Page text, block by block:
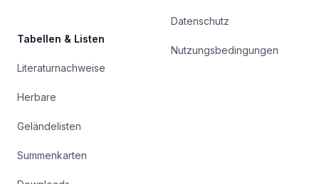
Tabellen & Listen
Literaturnachweise
Herbare
Geländelisten
Summenkarten
Datenschutz
Nutzungsbedingungen